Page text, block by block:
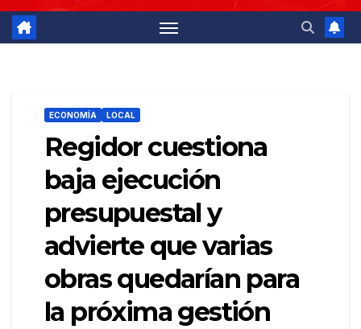
ECONOMÍA LOCAL
Regidor cuestiona
baja ejecución
presupuestal y
advierte que varias
obras quedarían para
la próxima gestión